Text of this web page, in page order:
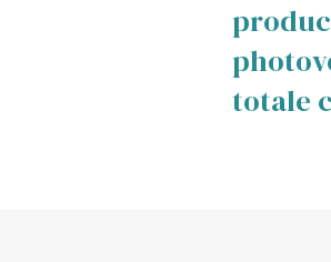
totale